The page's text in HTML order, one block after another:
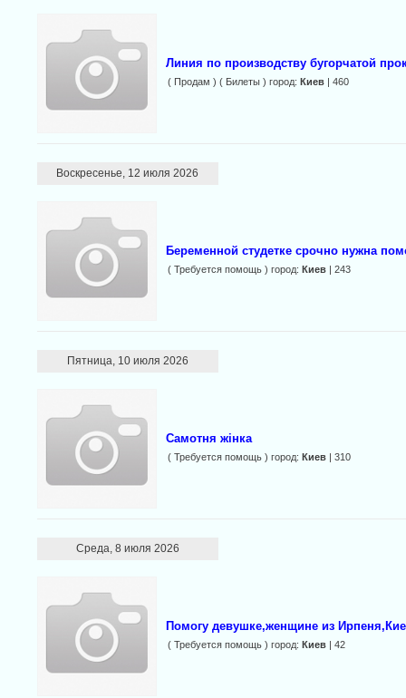
Линия по производству бугорчатой
( Продам ) ( Билеты ) город: Киев| 460
Воскресенье, 12 июля 2026
Беременной студетке срочно нужна
( Требуется помощь ) город: Киев| 243
Пятница, 10 июля 2026
Самотня жінка
( Требуется помощь ) город: Киев| 310
Среда, 8 июля 2026
Помогу девушке,женщине из
( Требуется помощь ) город: Киев| 42